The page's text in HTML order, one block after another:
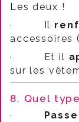
Les deux !
·
Il
accessoires
·
Et il
sur les
8. Quel
·